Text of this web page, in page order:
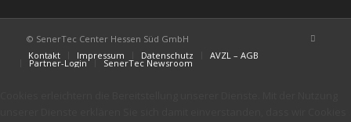
© SenerTec Center Hessen Süd GmbH
Kontakt
Impressum Datenschutz AVZL – AGB
Partner-Login SenerTec Newsroom